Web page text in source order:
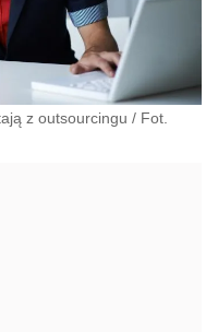
z outsourcingu / Fot.